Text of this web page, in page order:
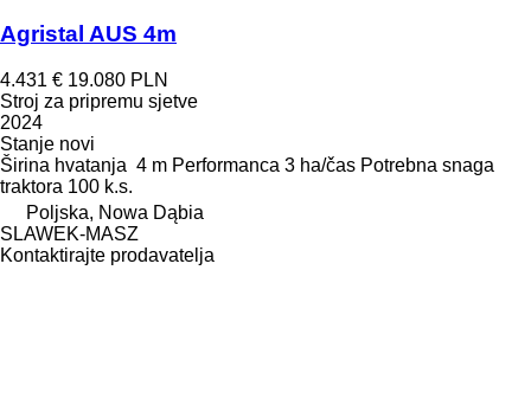
Agristal AUS 4m
4.431 € 19.080 PLN
Stroj za pripremu sjetve
2024
Stanje novi
Širina hvatanja 4 m Performanca 3 ha/čas Potrebna snaga
traktora 100 k.s.
Poljska, Nowa Dąbia
SLAWEK-MASZ
Kontaktirajte prodavatelja